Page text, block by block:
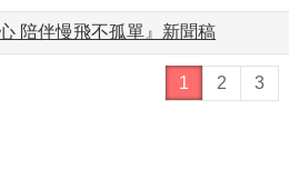
陪伴慢飛不孤單』新聞稿
1 2 3